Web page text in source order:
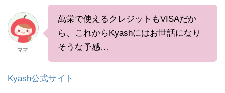
ママ
萬栄で使えるクレジットもVISAだか
ら、これからKyashにはお世話になり
そうな予感…
Kyash公式サイト